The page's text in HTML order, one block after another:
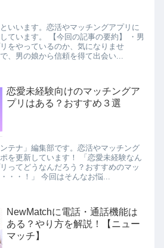
いいます。恋活やマッチングアプリに
ています。 【今回の記事の要約】 ・男
をやっているのか、気になりませ
、男の娘から信頼を得て出会い...
恋愛未経験向けのマッチングア
プリはある？おすすめ３選
テナ」編集部です。恋活やマッチング
を更新しています！ 「恋愛未経験なん
ってどうなんだろう？おすすめのマッ
・・！」 今回はそんなお悩...
NewMatchに電話・通話機能は
ある？やり方を解説！【ニュー
マッチ】